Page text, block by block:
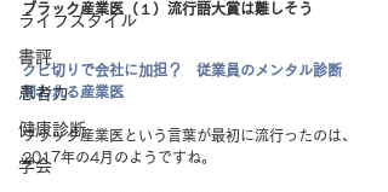
ライフスタイル
書評
患者力
健康診断
学会
ブラック産業医（１）流行語大賞は難しそう
クビ切りで会社に加担？　従業員のメンタル診断
問われる産業医
ブラック産業医という言葉が最初に流行ったのは、
2017年の4月のようですね。